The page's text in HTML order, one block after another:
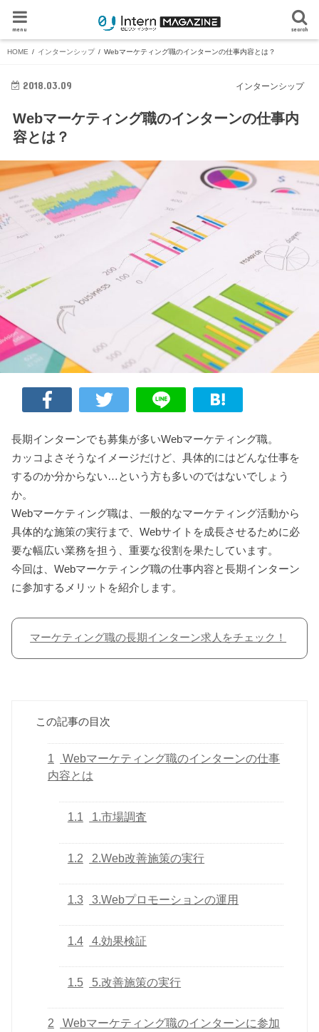
search
menu
HOME インターンシップ Webマーケティング職のインターンの仕事内容とは？
インターンシップ
2018.03.09
Webマーケティング職のインターンの仕事内
容とは？
長期インターンでも募集が多いWebマーケティング職。
カッコよさそうなイメージだけど、具体的にはどんな仕事を
するのか分からない…という方も多いのではないでしょう
か。
Webマーケティング職は、一般的なマーケティング活動から
具体的な施策の実行まで、Webサイトを成長させるために必
要な幅広い業務を担う、重要な役割を果たしています。
今回は、Webマーケティング職の仕事内容と長期インターン
に参加するメリットを紹介します。
マーケティング職の長期インターン求人をチェック！
この記事の目次
1
Webマーケティング職のインターンの仕事
内容とは
1.1 1.市場調査
1.2 2.Web改善施策の実行
1.3 3.Webプロモーションの運用
1.4 4.効果検証
1.5 5.改善施策の実行
2
Webマーケティング職のインターンに参加